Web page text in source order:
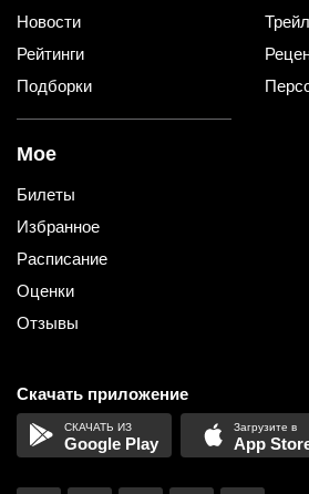
Новости
Рейтинги
Подборки
Мое
Билеты
Избранное
Расписание
Оценки
Отзывы
Скачать приложение
Google Play App